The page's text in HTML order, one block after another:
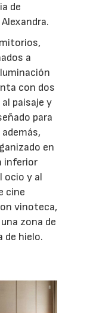
de
a
con dos
paisaje y
para
en
inferior
ocio y al
cine
vinoteca,
zona de
de hielo.